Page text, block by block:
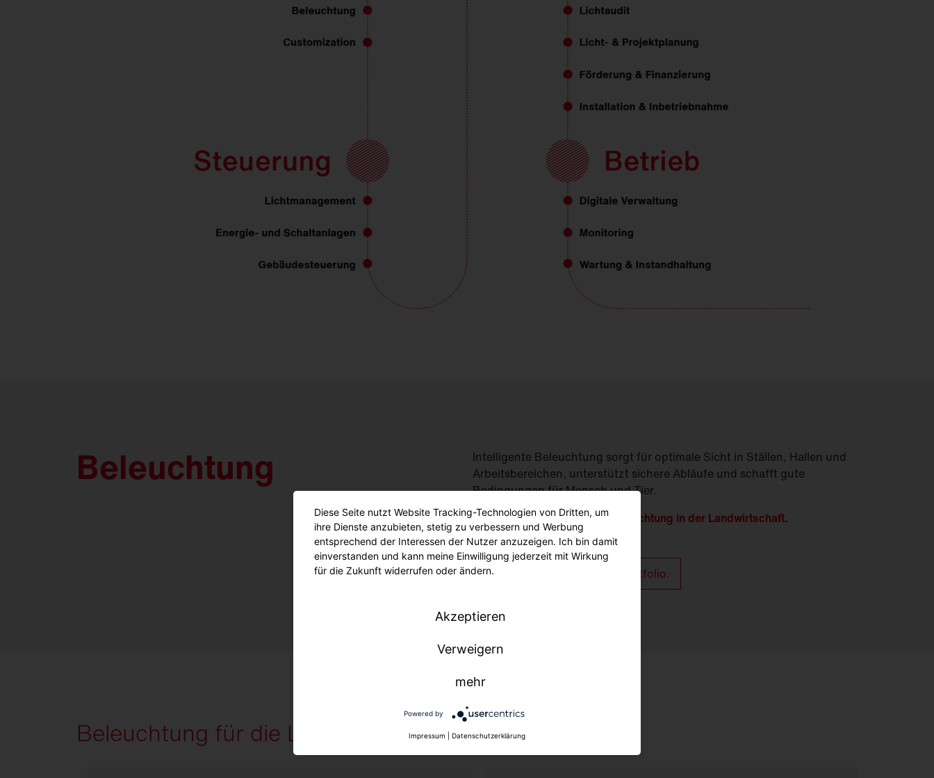
Beleuchtung
Intelligente Beleuchtung sorgt für optimale Sicht in Ställen, Hallen und
Arbeitsbereichen, unterstützt sichere Abläufe und schafft gute
Bedingungen für Mensch und Tier.
Ein Quantensprung für die Beleuchtung in der Landwirtschaft.
Unser LED-Innenleuchtenportfolio.
Beleuchtung für die Landwirtschaft.
Diese Seite nutzt Website Tracking-Technologien von Dritten, um
ihre Dienste anzubieten, stetig zu verbessern und Werbung
entsprechend der Interessen der Nutzer anzuzeigen. Ich bin damit
einverstanden und kann meine Einwilligung jederzeit mit Wirkung
für die Zukunft widerrufen oder ändern.
Akzeptieren
Verweigern
mehr
Powered by
Impressum Datenschutzerklärung